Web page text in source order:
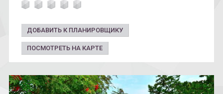
ДОБАВИТЬ К ПЛАНИРОВЩИКУ
ПОСМОТРЕТЬ НА КАРТЕ